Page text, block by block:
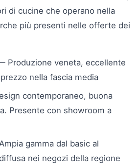
di cucine che operano nella
più presenti nelle offerte dei
Produzione veneta, eccellente
nella fascia media
contemporaneo, buona
Presente con showroom a
gamma dal basic al
nei negozi della regione